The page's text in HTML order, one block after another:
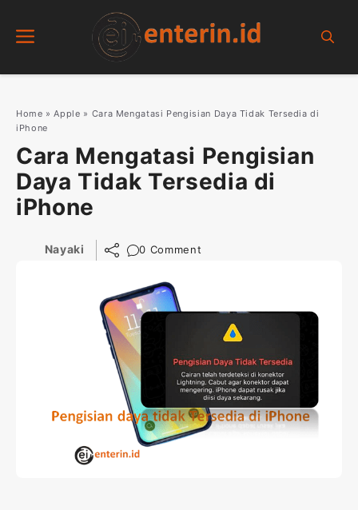
Menu
Home »Apple » Cara Mengatasi Pengisian Daya Tidak Tersedia di
iPhone
Cara Mengatasi Pengisian
Daya Tidak Tersedia di
iPhone
Nayaki 0 Comment